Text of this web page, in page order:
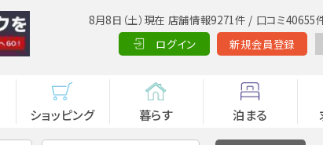
8月8日（土）現在 店舗情報9271件 / 口コミ40655
ログイン
新規会員登録
ショッピング 暮らす 泊まる